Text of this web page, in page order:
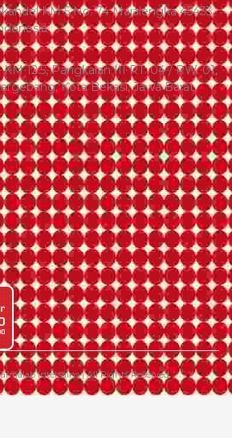
KM 5 No. 74 Majalengka 45433,
12.5, Pangkalan III RT. 04 / RW. 01,
Kota Bekasi, Jawa Barat,
Intersains | All Rights Reserved